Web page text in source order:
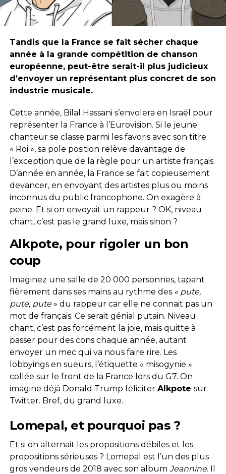
Tandis que la France se fait sécher chaque
année à la grande compétition de chanson
européenne, peut-être serait-il plus judicieux
d’envoyer un représentant plus concret de son
industrie musicale.
Cette année, Bilal Hassani s’envolera en Israël pour
représenter la France à l’Eurovision. Si le jeune
chanteur se classe parmi les favoris avec son titre
« Roi », sa pole position relève davantage de
l’exception que de la règle pour un artiste français.
D’année en année, la France se fait copieusement
devancer, en envoyant des artistes plus ou moins
inconnus du public francophone. On exagère à
peine. Et si on envoyait un rappeur ? OK, niveau
chant, c’est pas le grand luxe, mais sinon ?
Alkpote, pour rigoler un bon
coup
Imaginez une salle de 20 000 personnes, tapant
fièrement dans ses mains au rythme des « pute,
pute, pute» du rappeur car elle ne connait pas un
mot de français. Ce serait génial putain. Niveau
chant, c’est pas forcément la joie, mais quitte à
passer pour des cons chaque année, autant
envoyer un mec qui va nous faire rire. Les
lobbyings en sueurs, l’étiquette « misogynie »
collée sur le front de la France lors du G7. On
imagine déjà Donald Trump féliciter Alkpote sur
Twitter. Bref, du grand luxe.
Lomepal, et pourquoi pas ?
Et si on alternait les propositions débiles et les
propositions sérieuses ? Lomepal est l’un des plus
gros vendeurs de 2018 avec son album Jeannine. Il